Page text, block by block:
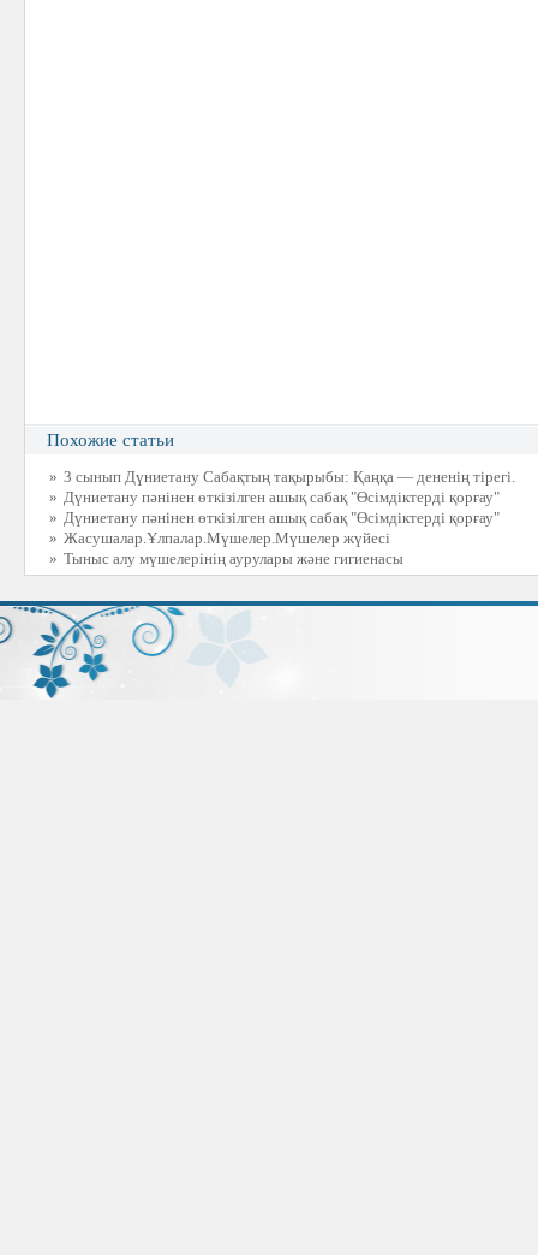
Похожие статьи
» 3 сынып Дүниетану Cабақтың тақырыбы: Қаңқа — дененің тірегі.
» Дүниетану пәнінен өткізілген ашық сабақ "Өсімдіктерді қорғау"
» Дүниетану пәнінен өткізілген ашық сабақ "Өсімдіктерді қорғау"
» Жасушалар.Ұлпалар.Мүшелер.Мүшелер жүйесі
» Тыныс алу мүшелерінің аурулары және гигиенасы